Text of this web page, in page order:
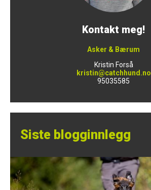
Kontakt meg!
Asker & Bærum
Kristin Forså
kristin@catchhund.no
95035585
Siste blogginnlegg